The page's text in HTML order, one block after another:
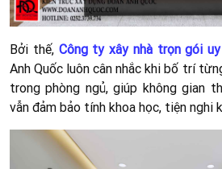
Bởi thế, Công ty xây nhà trọn gói
Anh Quốc luôn cân nhắc khi bố trí
trong phòng ngủ, giúp không gian
vẫn đảm bảo tính khoa học, tiện nghi